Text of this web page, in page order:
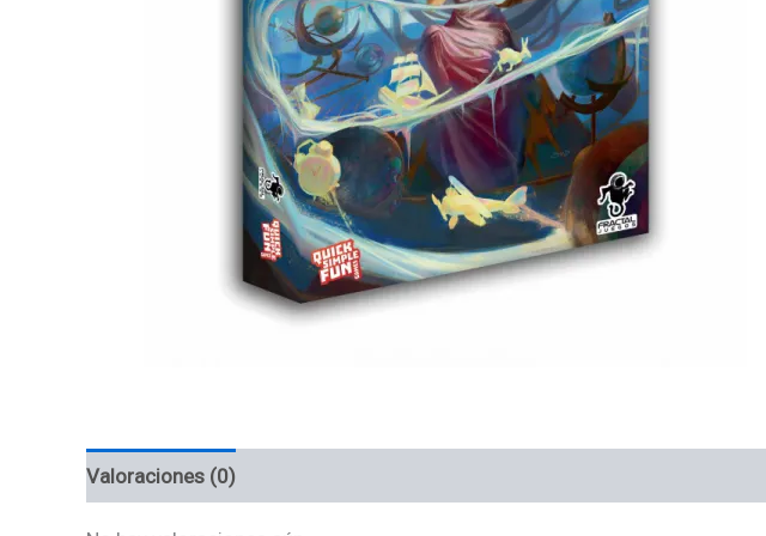
Valoraciones (0)